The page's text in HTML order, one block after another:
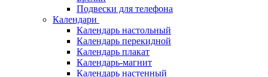
Подвески для телефона
Календари
Календарь настольный
Календарь перекидной
Календарь плакат
Календарь-магнит
Календарь настенный